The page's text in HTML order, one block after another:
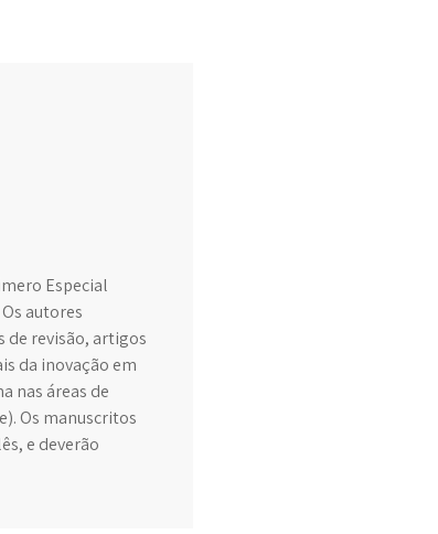
Especial
autores
de revisão, artigos
da inovação em
nas áreas de
Os manuscritos
e deverão